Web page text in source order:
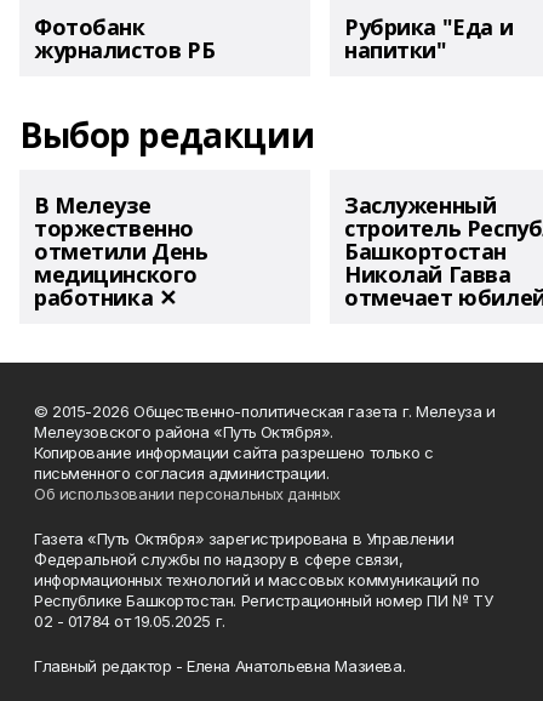
Фотобанк
журналистов РБ
Рубрика "Еда и
напитки"
Выбор редакции
В Мелеузе
торжественно
отметили День
медицинского
работника ✕
Заслуженный
строитель
Башкортостан
Николай Гавва
отмечает
© 2015-2026 Общественно-политическая газета г. Мелеуза и
Мелеузовского района «Путь Октября».
Копирование информации сайта разрешено только с
письменного согласия администрации.
Об использовании персональных данных
Газета «Путь Октября» зарегистрирована в Управлении
Федеральной службы по надзору в сфере связи,
информационных технологий и массовых коммуникаций по
Республике Башкортостан. Регистрационный номер ПИ № ТУ
02 - 01784 от 19.05.2025 г.
Главный редактор - Елена Анатольевна Мазиева.